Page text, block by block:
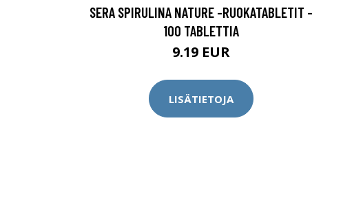
SERA SPIRULINA NATURE -RUOKATABLETIT -
100 TABLETTIA
9.19 EUR
LISÄTIETOJA